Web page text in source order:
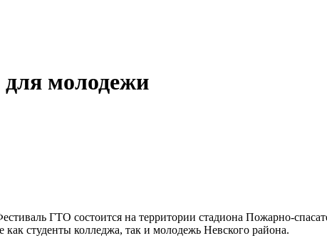
молодежи
ГТО состоится на территории стадиона Пожарно-
как студенты колледжа, так и молодежь Невского района.